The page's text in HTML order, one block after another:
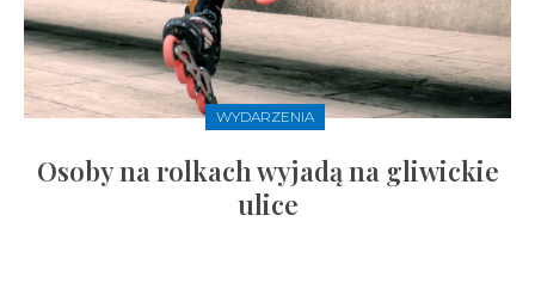
WYDARZENIA
Osoby na rolkach wyjadą na gliwickie
ulice